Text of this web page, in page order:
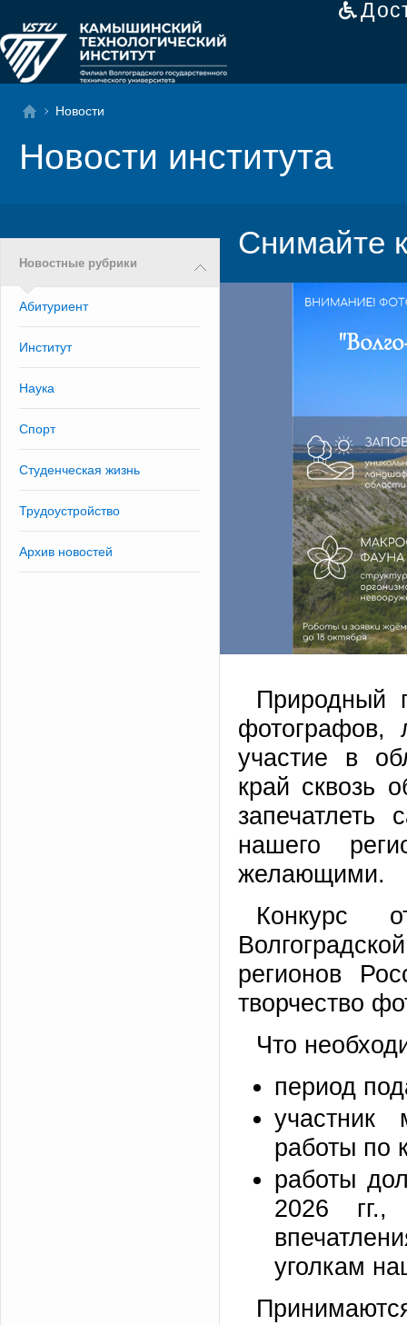
Новости
Новости института
Новостные рубрики
Абитуриент
Институт
Наука
Спорт
Студенческая жизнь
Трудоустройство
Архив новостей
Снимайте
Природный
фотографов,
участие в
край сквозь
нашего
желающими.
Конкурс
регионов
творчество
Что
период
участник
работы по
работы
2026
уголкам